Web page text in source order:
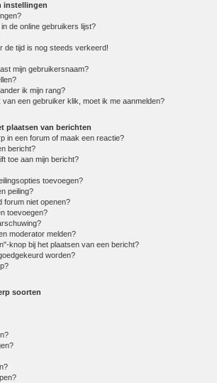
instellingen
de online gebruikers lijst?
de tijd is nog steeds verkeerd!
mijn gebruikersnaam?
ik mijn rang?
een gebruiker klik, moet ik me aanmelden?
plaatsen van berichten
in een forum of maak een reactie?
bericht?
toe aan mijn bericht?
toevoegen?
peiling?
forum niet openen?
toevoegen?
moderator melden?
knop bij het plaatsen van een bericht?
worden?
soorten